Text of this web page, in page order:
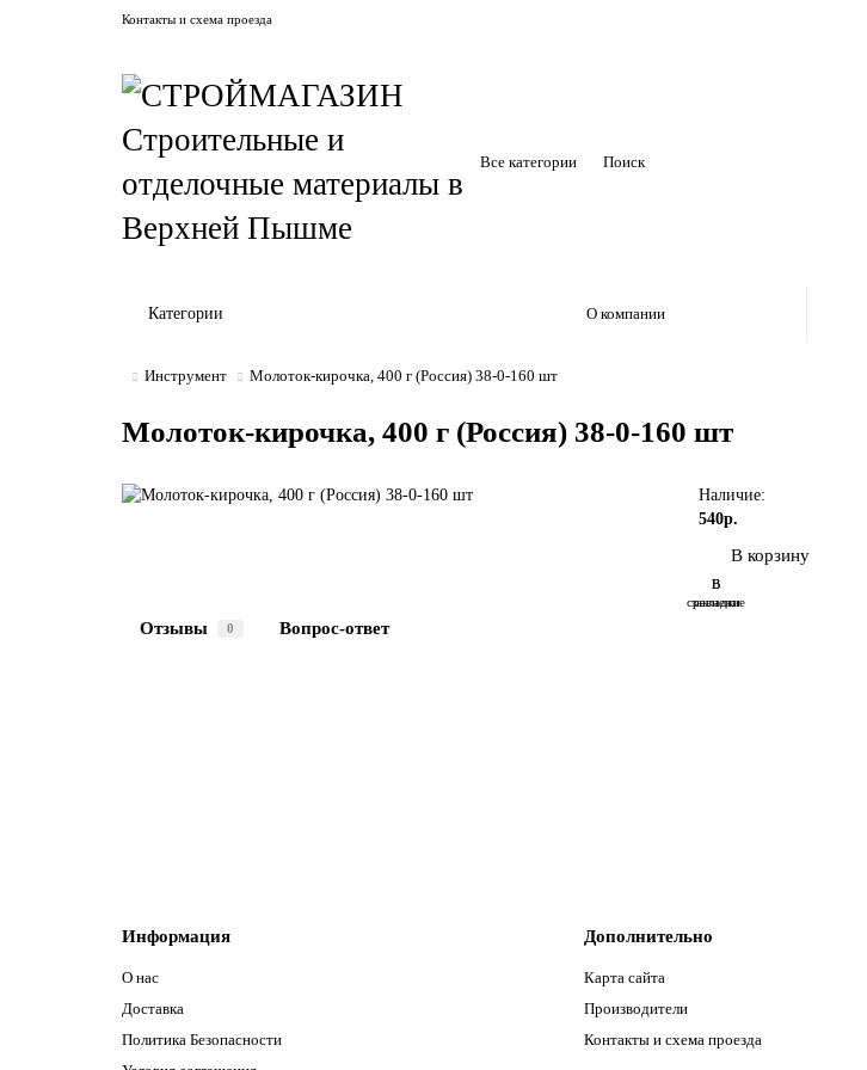
Контакты и схема проезда
Все категории
Категории О компании
Инструмент Молоток-кирочка, 400 г (Россия) 38-0-160 шт
Молоток-кирочка, 400 г (Россия) 38-0-160 шт
Наличие:
540р.
В корзину
В
закладки
В
сравнение
Отзывы 0 Вопрос-ответ
Информация
О нас
Доставка
Политика Безопасности
Дополнительно
Карта сайта
Производители
Контакты и схема проезда